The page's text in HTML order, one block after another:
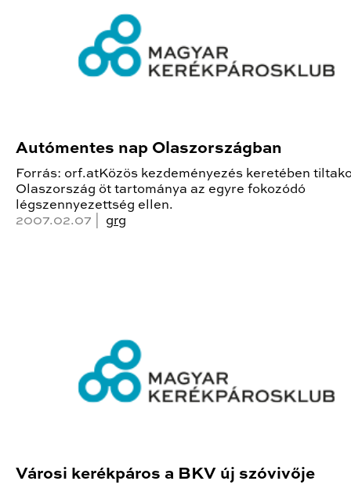
Autómentes nap Olaszországban
Forrás: orf.atKözös kezdeményezés keretében
Olaszország öt tartománya az egyre fokozódó
légszennyezettség ellen.
2007.02.07 | grg
Városi kerékpáros a BKV új szóvivője